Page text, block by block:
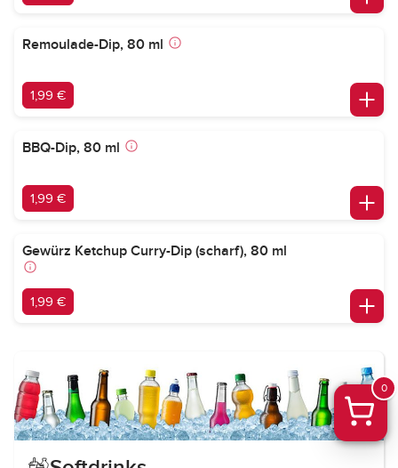
Remoulade-Dip, 80 ml
1,99 €
BBQ-Dip, 80 ml
1,99 €
Gewürz Ketchup Curry-Dip (scharf), 80 ml
1,99 €
0